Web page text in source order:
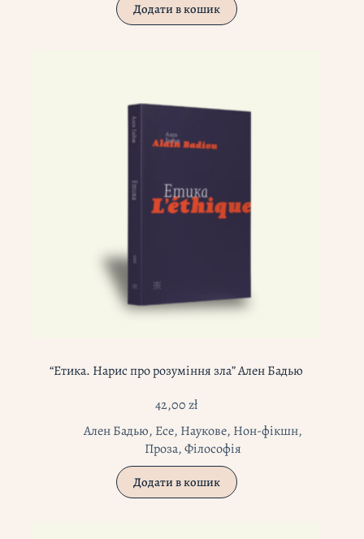
Додати в кошик
“Етика. Нарис про розуміння зла” Ален Бадью
42,00zł
Ален Бадью, Есе, Наукове, Нон-фікшн,
Проза,Філософія
Додати в кошик